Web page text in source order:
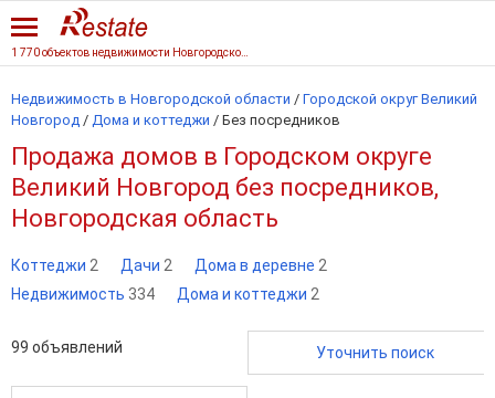
Недвижимость в Новгородской области / Городской округ Великий
Новгород / Дома и коттеджи / Без посредников
Продажа домов в Городском округе
Великий Новгород без посредников,
Новгородская область
Коттеджи 2 Дачи 2 Дома в деревне 2
Недвижимость 334 Дома и коттеджи 2
99 объявлений Уточнить поиск